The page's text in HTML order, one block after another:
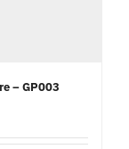
– GP003